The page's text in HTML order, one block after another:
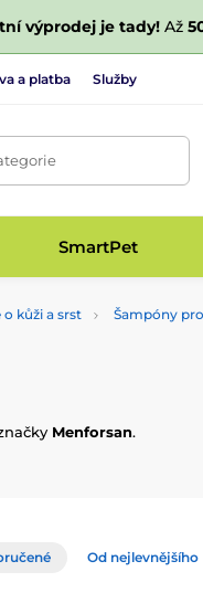
výprodej je tady!Až
a platba Služby
SmartPet
o kůži a srst Šampóny
Menforsan.
Od nejlevnějšího